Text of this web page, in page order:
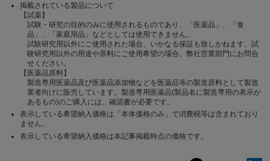
掲載されている製品について
【試薬】
試験・研究の目的のみに使用されるものであり、「医薬品」、「食
品」、「家庭用品」などとしては使用できません。
試験研究用以外にご使用された場合、いかなる保証も致しかねます。試
験研究用以外の用途や原料にご使用希望の場合、弊社営業部門にお問合
せください。
【医薬品原料】
製造専用医薬品及び医薬品添加物などを医薬品等の製造原料として製造
業者向けに販売しています。製造専用医薬品(製品名に製造専用の表示が
あるもの)のご購入には、確認書が必要です。
表示している希望納入価格は「本体価格のみ」で消費税等は含まれており
ません。
表示している希望納入価格は本記事掲載時点の価格です。